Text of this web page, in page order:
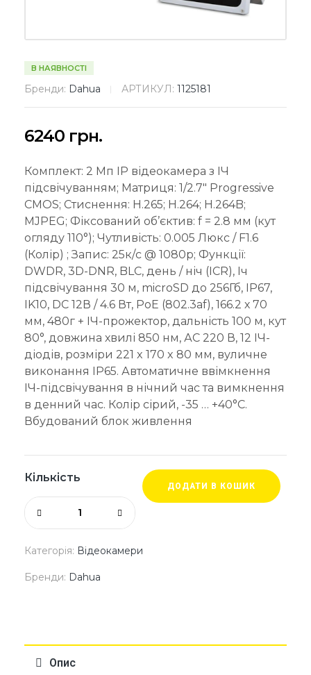
В НАЯВНОСТІ
Бренди: Dahua АРТИКУЛ: 1125181
6240 грн.
Комплект: 2 Mп IP відеокамера з ІЧ
підсвічуванням; Матриця: 1/2.7″ Progressive
CMOS; Стиснення: H.265; H.264; H.264B;
MJPEG; Фіксований об’єктив: f = 2.8 мм (кут
огляду 110°); Чутливість: 0.005 Люкс / F1.6
(Колір) ; Запис: 25к/с @ 1080p; Функції:
DWDR, 3D-DNR, BLC, день / ніч (ICR), Іч
підсвічування 30 м, microSD до 256Гб, IP67,
IK10, DC 12В / 4.6 Вт, PoE (802.3af), 166.2 х 70
мм, 480г + ІЧ-прожектор, дальність 100 м, кут
80°, довжина хвилі 850 нм, АC 220 В, 12 ІЧ-
діодів, розміри 221 x 170 x 80 мм, вуличне
виконання IP65. Автоматичне ввімкнення
ІЧ-підсвічування в нічний час та вимкнення
в денний час. Колір сірий, -35 … +40°С.
Вбудований блок живлення
Кількість
ДОДАТИ В КОШИК
Категорія: Відеокамери
Бренди: Dahua
Опис